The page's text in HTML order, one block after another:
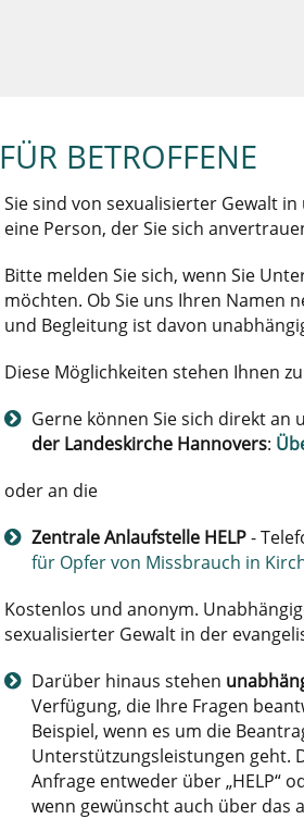
FÜR BETROFFENE
Sie sind von sexualisierter Gewalt
eine Person, der Sie sich
Bitte melden Sie sich, wenn Sie
möchten. Ob Sie uns Ihren Namen
und Begleitung ist davon
Diese Möglichkeiten stehen Ihnen
Gerne können Sie sich direkt an
der Landeskirche Hannovers:
oder an die
Zentrale Anlaufstelle HELP-
für Opfer von Missbrauch in
Kostenlos und anonym.
sexualisierter Gewalt in der
Darüber hinaus stehen
Verfügung, die Ihre Fragen
Beispiel, wenn es um die
Unterstützungsleistungen geht.
Anfrage entweder über „HELP“
wenn gewünscht auch über das